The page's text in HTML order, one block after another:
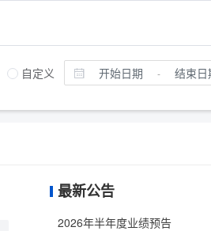
自定义 -
最新公告
2026年半年度业绩预告